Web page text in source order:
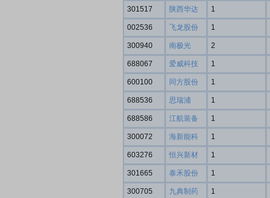
301517 陕西华达 1
002536 飞龙股份 1
300940 南极光 2
688067 爱威科技 1
600100 同方股份 1
688536 思瑞浦 1
688586 江航装备 1
300072 海新能科 1
603276 恒兴新材 1
301665 泰禾股份 1
300705 九典制药 1